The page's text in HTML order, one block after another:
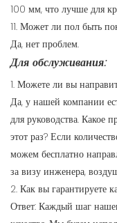
100 мм, что лучше для
11. Может ли пол быть
Да, нет проблем.
Для обслуживания:
1. Можете ли вы
Да, у нашей компании
для руководства. Какое
этот раз? Если
можем бесплатно
за визу инженера,
2. Как вы гарантируете
Ответ: Каждый шаг